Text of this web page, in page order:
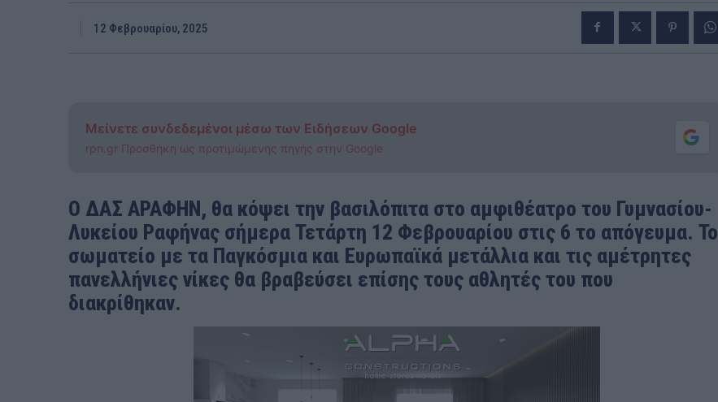
12 Φεβρουαρίου, 2025
Μείνετε συνδεδεμένοι μέσω των Ειδήσεων Google
rpn.gr Προσθήκη ως προτιμώμενης πηγής στην Google
Ο ΔΑΣ ΑΡΑΦΗΝ, θα κόψει την βασιλόπιτα στο αμφιθέατρο του Γυμνασίου-
Λυκείου Ραφήνας σήμερα Τετάρτη 12 Φεβρουαρίου στις 6 το απόγευμα. Το
σωματείο με τα Παγκόσμια και Ευρωπαϊκά μετάλλια και τις αμέτρητες
πανελλήνιες νίκες θα βραβεύσει επίσης τους αθλητές του που
διακρίθηκαν.